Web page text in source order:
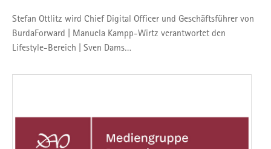
Stefan Ottlitz wird Chief Digital Officer und Geschäftsführer von
BurdaForward | Manuela Kampp-Wirtz verantwortet den
Lifestyle-Bereich | Sven Dams…